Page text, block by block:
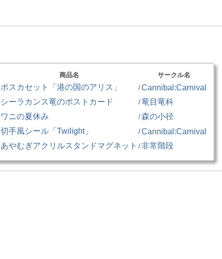
商品名
サークル名
ポスカセット「港の国のアリス」 /Cannibal:Carnival
シーラカンス竜のポストカード /竜目竜科
ワニの夏休み /森の小径
切手風シール「Twilight」 /Cannibal:Carnival
あやむぎアクリルスタンドマグネット /非常階段